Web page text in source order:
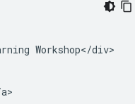
Workshop</div>